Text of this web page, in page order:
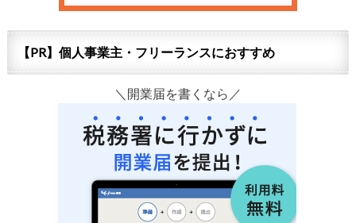
【PR】個人事業主・フリーランスにおすすめ
＼開業届を書くなら／